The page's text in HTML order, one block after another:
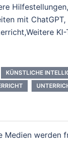
Hilfestellungen,
mit
KÜNSTLICHE
Medien werden